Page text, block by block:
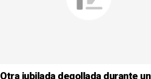
Otra jubilada degollada durante un